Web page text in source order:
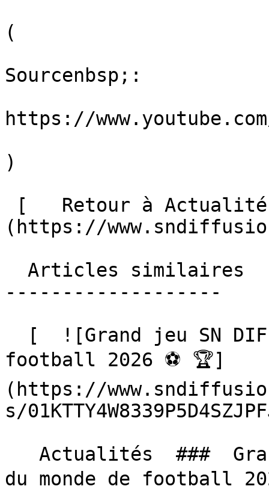
(
Sourcenbsp;:
https://
)
(https://
-------------------
football 2026 ⚽️ 🏆]
(https://
s/
du monde de football